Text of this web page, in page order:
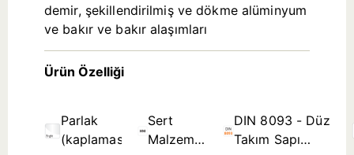
demir, şekillendirilmiş ve dökme alüminyum
ve bakır ve bakır alaşımları
Ürün Özelliği
Parlak
(kaplamasız)
Sert
Malzeme
DIN 8093 - Düz
Takım Sapı